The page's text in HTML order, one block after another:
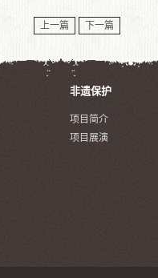
上一篇 下一篇
非遗保护
项目简介
项目展演